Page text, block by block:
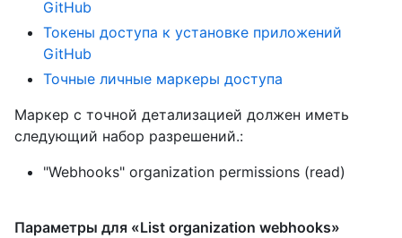
GitHub
Токены доступа к установке приложений
GitHub
Точные личные маркеры доступа
Маркер с точной детализацией должен иметь
следующий набор разрешений.:
"Webhooks" organization permissions (read)
Параметры для «List organization webhooks»